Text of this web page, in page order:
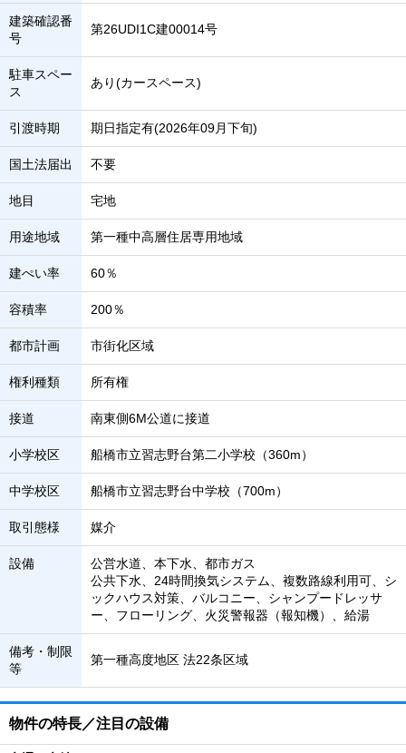
建築確認番
号
第26UDI1C建00014号
駐車スペー
ス
あり(カースペース)
引渡時期 期日指定有(2026年09月下旬)
国土法届出 不要
地目 宅地
用途地域 第一種中高層住居専用地域
建ぺい率 60％
容積率 200％
都市計画 市街化区域
権利種類 所有権
接道 南東側6M公道に接道
小学校区 船橋市立習志野台第二小学校（360m）
中学校区 船橋市立習志野台中学校（700m）
取引態様 媒介
設備
公営水道、本下水、都市ガス
公共下水、24時間換気システム、複数路線利用可、シ
ックハウス対策、バルコニー、シャンプードレッサ
ー、フローリング、火災警報器（報知機）、給湯
備考・制限
等
第一種高度地区 法22条区域
物件の特長／注目の設備